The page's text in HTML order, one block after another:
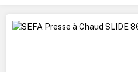
Ignorer la galerie d'images